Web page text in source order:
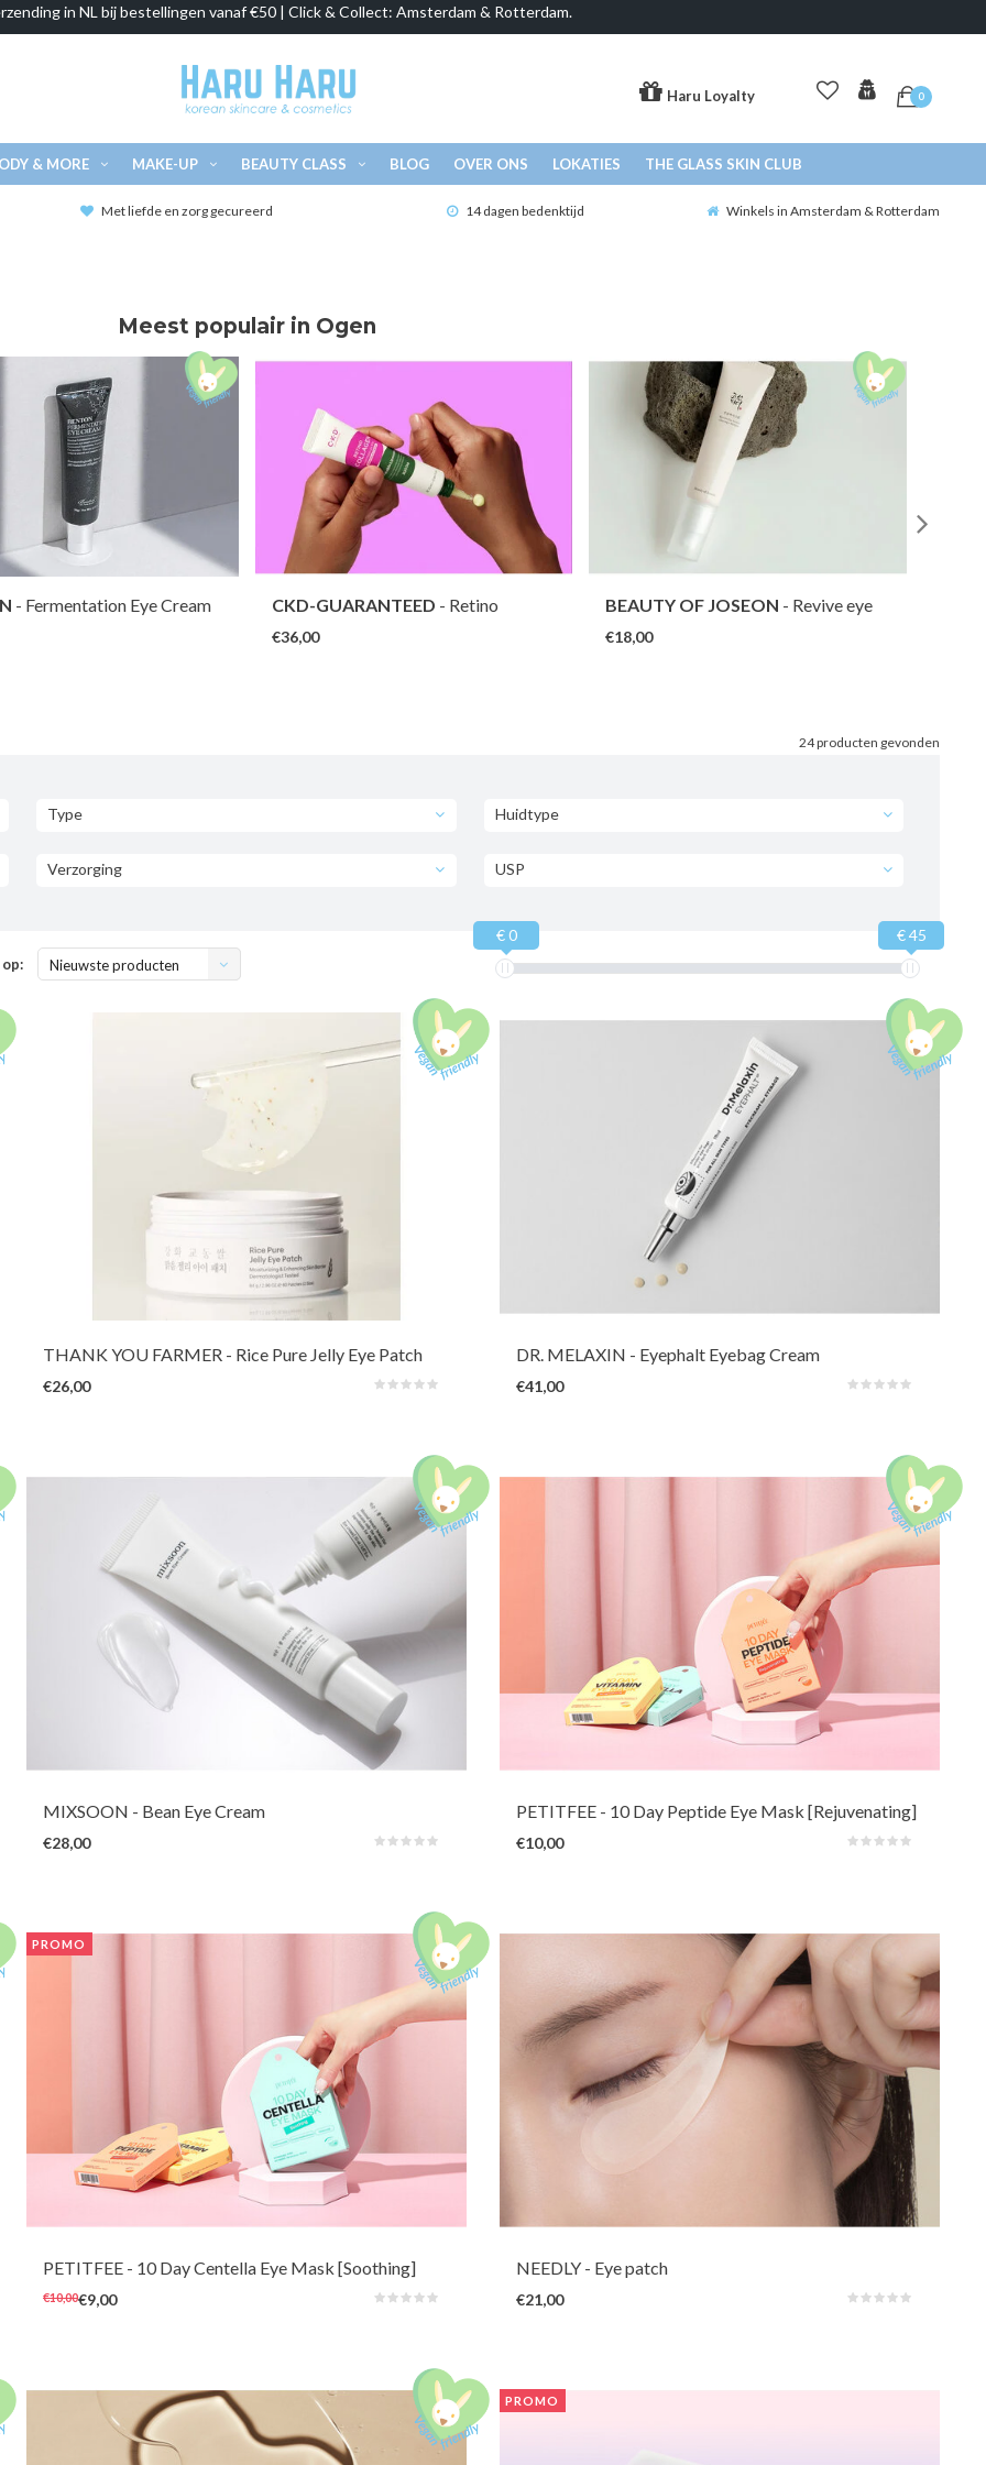
in NL bij bestellingen vanaf €50 | Click & Collect: Amsterdam & Rotterdam.
Haru Loyalty 0
& MORE MAKE-UP BEAUTY CLASS BLOG OVER ONS LOKATIES THE GLASS SKIN CLUB
Met liefde en zorg gecureerd 14 dagen bedenktijd Winkels in Amsterdam & Rotterdam
Meest populair in Ogen
- Fermentation Eye Cream CKD-GUARANTEED - Retino
Collagen Small Molecule 300
€36,00
BEAUTY OF JOSEON - Revive eye
serum : Ginseng + Retinal
€18,00
24 producten gevonden
Type Huidtype
Verzorging USP
Nieuwste producten
€ 0 € 45
Unieke hydrogel patches in blad- en maanvorm voor oog- en
wangverzorging. Kalmeert, ontzwelt en verheldert de teint direct. Verrijkt
met Rijstextract, Allantoïne en Niacinamide om de huid intensief te
verjongen en te herstellen voor een frisse blik.
THANK YOU FARMER - Rice Pure Jelly Eye Patch
€26,00
De spicules (micro-needling) stimuleren de collageenaanmaak en
verminderen in combinatie met EGF-componenten het verlies van
huidelasticiteit. Een krachtig en direct zichtbaar resultaat bij het
DR. MELAXIN - Eyephalt Eyebag Cream
€41,00
Deze milde en hydraterende oogcrème is samengesteld met
gefermenteerde sojabonen BIOME5X en de antioxidante Hibiscusplant. In
combinatie met rijstfermentatie vermindert het de zichtbaarheid van fijne
MIXSOON - Bean Eye Cream
€28,00
Dit vrolijke 10-daagse oogmasker met voedende extensine, adenosine en
peptide kan een vermoeide en slappe huid snel verfijnen en verstevigen.
De zachte hydrogelmaskers zijn ook voor de gevoelige huid op elk moment
PETITFEE - 10 Day Peptide Eye Mask [Rejuvenating]
€10,00
PROMO
Dit vrolijke 10-daagse oogmasker met verkoelende en verzachtende
Centella kan een onrustige en geïrriteerde huid snel verfrissen en
opfleuren. De zachte hydrogelmaskers zijn ook zeer comfortabel om te
PETITFEE - 10 Day Centella Eye Mask [Soothing]
€10,00€9,00
Bewezen en minimalistische actieve ingrediënten in de vorm van 900
gepatenteerde oplosbare micronaalden smelten direct en dieper in de
huidlagen voor snel, effectief & langdurig resultaat bij het verminderen van
zwellingen, donkere kringen & lijntjes.
NEEDLY - Eye patch
€21,00
PROMO